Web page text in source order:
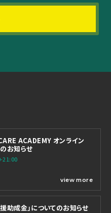
ACADEMY オンライン
お知らせ
21:00
view more
助成金」についてのお知らせ